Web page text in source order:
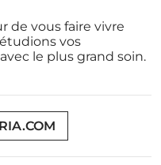
de vous faire vivre
vos
le plus grand soin.